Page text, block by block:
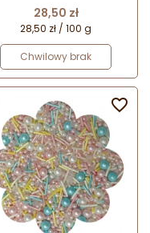
spożywczych
Cena
28,50 zł
28,50 zł / 100 g
Chwilowy brak
